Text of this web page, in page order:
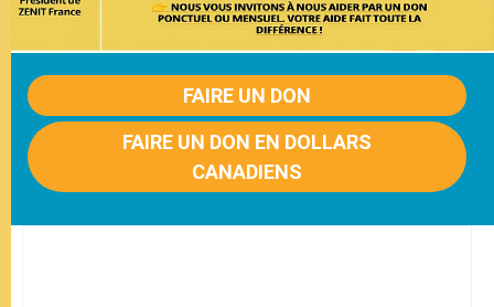
FAIRE UN DON
FAIRE UN DON EN DOLLARS
CANADIENS